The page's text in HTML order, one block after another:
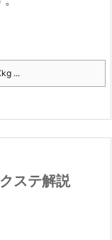
...
ステ解説